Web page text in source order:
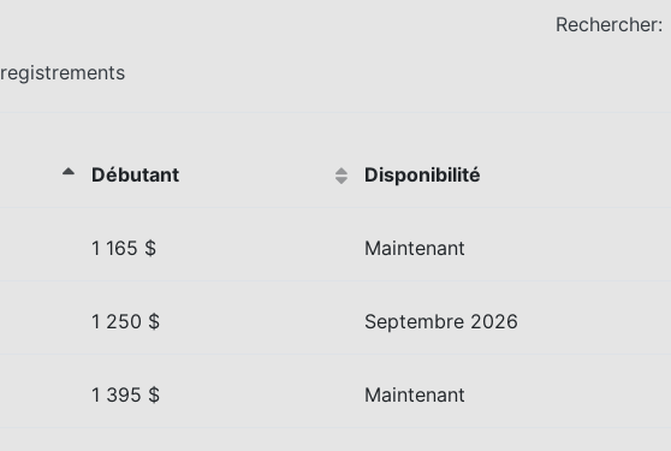
Rechercher:
Débutant Disponibilité
1 165 $ Maintenant
1 250 $ Septembre 2026
1 395 $ Maintenant